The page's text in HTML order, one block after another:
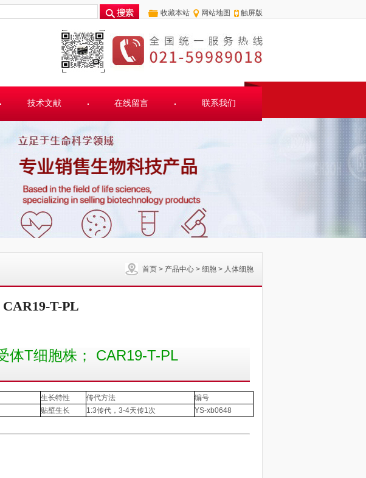
收藏本站 网站地图 触屏版
技术文献 在线留言 联系我们
首页> 产品中心> 细胞> 人体细胞
T-PL
体T细胞株； CAR19-T-PL
生长特性 传代方法
编号
贴壁生长 1:3传代， 3-4天传1 次 YS-xb0648